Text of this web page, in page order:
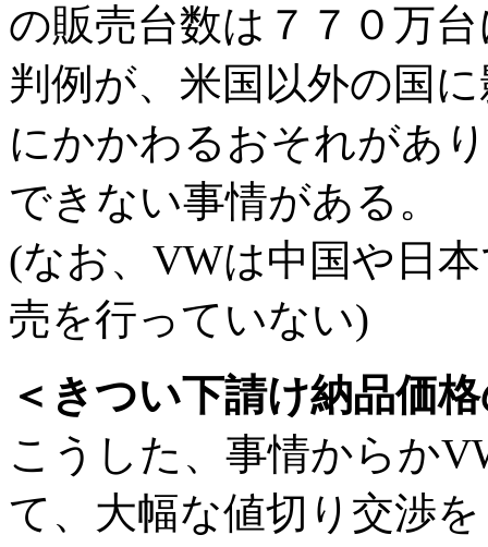
の販売台数は７７０万
判例が、米国以外の国
にかかわるおそれがあ
できない事情がある。
(なお、VWは中国や日
売を行っていない)
＜きつい下請け納品価
こうした、事情からか
て、大幅な値切り交渉